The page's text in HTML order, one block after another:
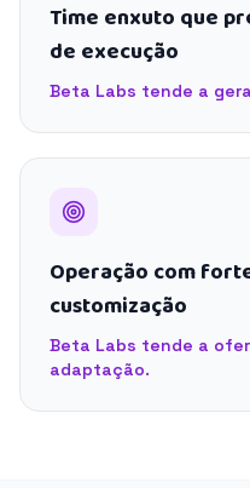
Time enxuto que
de execução
Beta Labs tende a
Operação com
customização
Beta Labs tende a
adaptação.